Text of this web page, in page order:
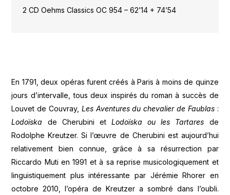
2 CD Oehms Classics OC 954 – 62’14 + 74’54
En 1791, deux opéras furent créés à Paris à moins de quinze
jours d’intervalle, tous deux inspirés du roman à succès de
Louvet de Couvray, Les Aventures du chevalier de Faublas :
Lodoïska de Cherubini et Lodoïska ou les Tartares de
Rodolphe Kreutzer. Si l’œuvre de Cherubini est aujourd’hui
relativement bien connue, grâce à sa résurrection par
Riccardo Muti en 1991 et à sa reprise musicologiquement et
linguistiquement plus intéressante par Jérémie Rhorer en
octobre 2010, l’opéra de Kreutzer a sombré dans l’oubli.